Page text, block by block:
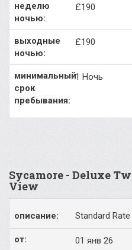
£190
£190
1 Ночь
Sycamore - Deluxe
View
Standard Rate
01 янв 26